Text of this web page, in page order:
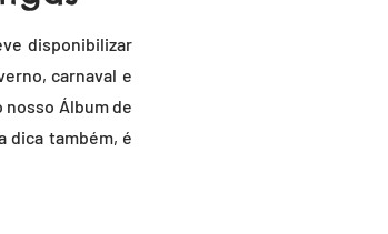
disponibilizar
carnaval e
nosso Álbum de
dica também, é